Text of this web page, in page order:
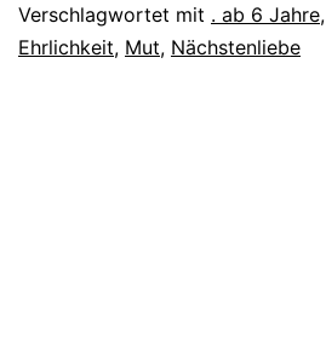
Verschlagwortet mit . ab 6 Jahre,
Ehrlichkeit, Mut, Nächstenliebe